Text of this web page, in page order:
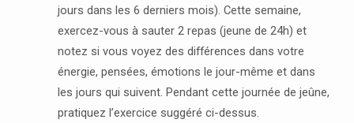
jours dans les 6 derniers mois). Cette semaine,
exercez-vous à sauter 2 repas (jeune de 24h) et
notez si vous voyez des différences dans votre
énergie, pensées, émotions le jour-même et dans
les jours qui suivent. Pendant cette journée de jeûne,
pratiquez l’exercice suggéré ci-dessus.